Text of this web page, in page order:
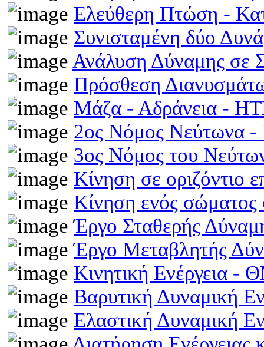
Ελεύθερη Πτώση -
Συνισταμένη δύο
Ανάλυση Δύναμης σε
Πρόσθεση
Μάζα - Αδράνεια -
2ος Νόμος Νεύτωνα
3ος Νόμος του
Κίνηση σε οριζόντιο
Κίνηση ενός
Έργο Σταθερής
Έργο Μεταβλητής
Κινητική Ενέργεια
Βαρυτική Δυναμική
Ελαστική Δυναμική